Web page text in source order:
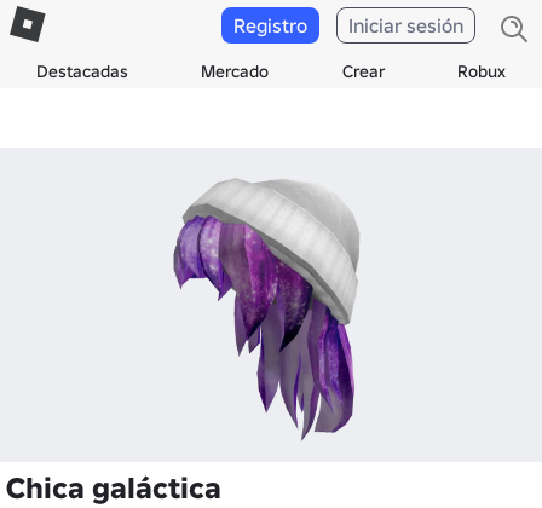
Destacadas Mercado Crear Robux
Registro Iniciar sesión
Chica galáctica